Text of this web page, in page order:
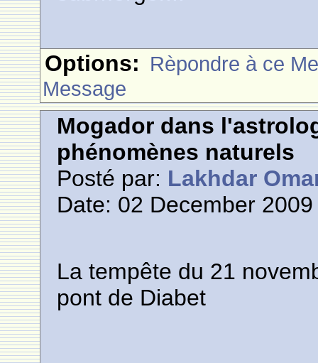
Options: Rèpondre à ce
Message
Mogador dans
phénomènes naturels
Posté par: Lakhdar
Date: 02 December
La tempête du 21
pont de Diabet